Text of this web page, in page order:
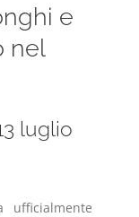
e
nel
luglio
ufficialmente